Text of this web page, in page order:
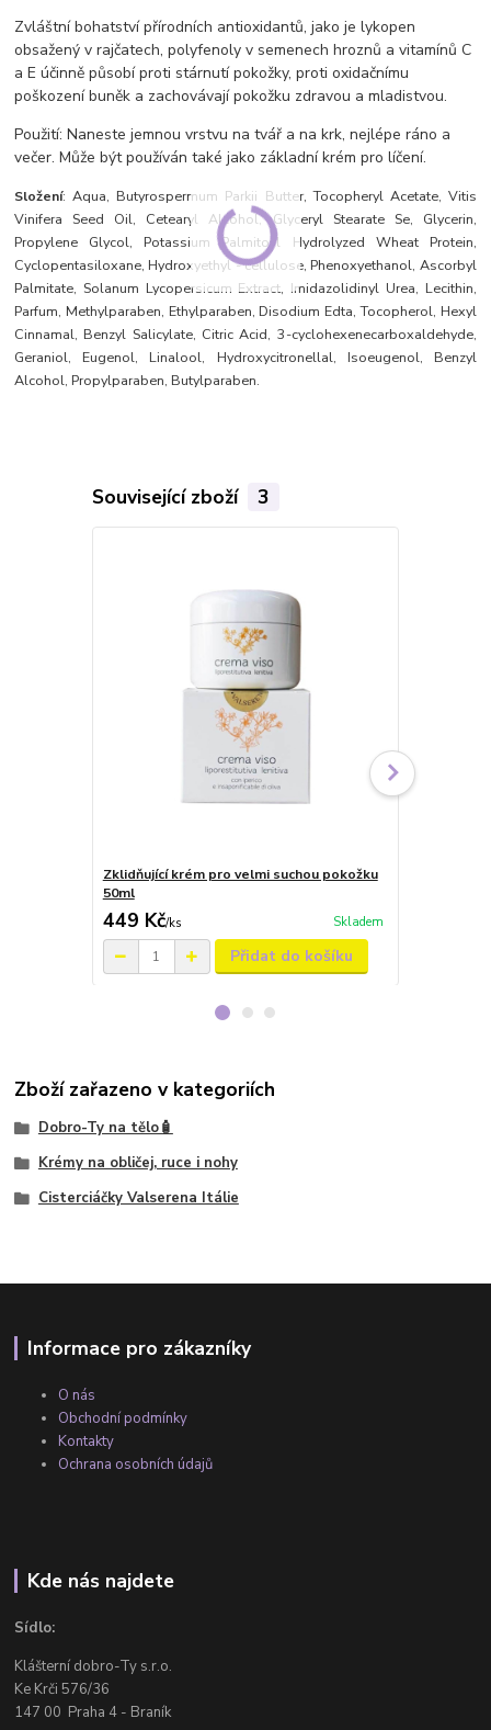
Zvláštní bohatství přírodních antioxidantů, jako je lykopen
obsažený v rajčatech, polyfenoly v semenech hroznů a vitamínů C
a E účinně působí proti stárnutí pokožky, proti oxidačnímu
poškození buněk a zachovávají pokožku zdravou a mladistvou.
Použití: Naneste jemnou vrstvu na tvář a na krk, nejlépe ráno a
večer. Může být používán také jako základní krém pro líčení.
Složení: Aqua, Butyrospermum Parkii Butter, Tocopheryl Acetate, Vitis
Vinifera Seed Oil, Cetearyl Alcohol, Glyceryl Stearate Se, Glycerin,
Propylene Glycol, Potassium Palmitoyl Hydrolyzed Wheat Protein,
Cyclopentasiloxane, Hydroxyethyl - cellulose, Phenoxyethanol, Ascorbyl
Palmitate, Solanum Lycopersicum Extract, Imidazolidinyl Urea, Lecithin,
Parfum, Methylparaben, Ethylparaben, Disodium Edta, Tocopherol, Hexyl
Cinnamal, Benzyl Salicylate, Citric Acid, 3-cyclohexenecarboxaldehyde,
Geraniol, Eugenol, Linalool, Hydroxycitronellal, Isoeugenol, Benzyl
Alcohol, Propylparaben, Butylparaben.
Související zboží 3
Zklidňující krém pro velmi suchou pokožku
50ml
449 Kč/ks Skladem
Přidat do košíku
Zboží zařazeno v kategoriích
Dobro-Ty na tělo🧴
Krémy na obličej, ruce i nohy
Cisterciáčky Valserena Itálie
Informace pro zákazníky
O nás
Obchodní podmínky
Kontakty
Ochrana osobních údajů
Kde nás najdete
Sídlo:
Klášterní dobro-Ty s.r.o.
Ke Krči 576/36
147 00 Praha 4 - Braník